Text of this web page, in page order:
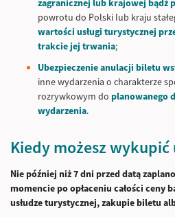
zagranicznej lub krajowej bądź
powrotu do Polski lub kraju
wartości usługi turystycznej
trakcie jej trwania;
Ubezpieczenie anulacji biletu
inne wydarzenia o charakterze
rozrywkowym do planowanego
wydarzenia.
Kiedy możesz
Nie później niż 7 dni przed datą
momencie po opłaceniu całości ceny
usłudze turystycznej, zakupie biletu